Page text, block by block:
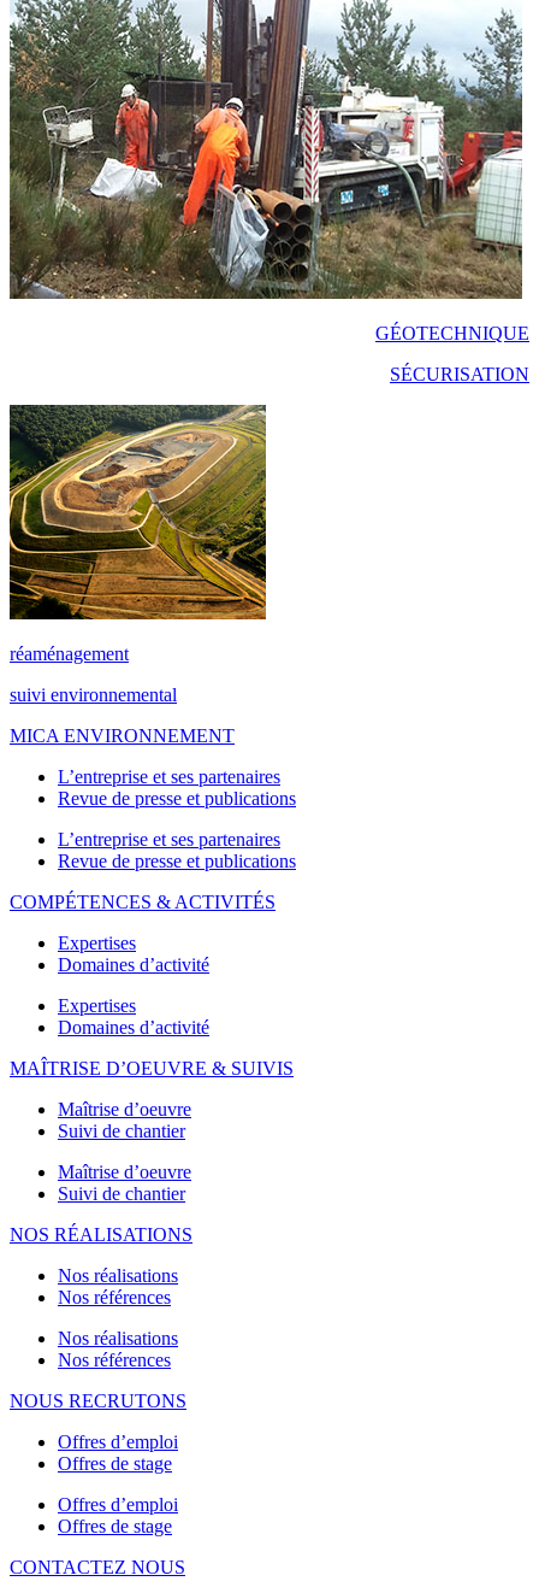
GÉOTECHNIQUE
SÉCURISATION
réaménagement
suivi environnemental
MICA ENVIRONNEMENT
L’entreprise et ses partenaires
Revue de presse et publications
L’entreprise et ses partenaires
Revue de presse et publications
COMPÉTENCES & ACTIVITÉS
Expertises
Domaines d’activité
Expertises
Domaines d’activité
MAÎTRISE D’OEUVRE & SUIVIS
Maîtrise d’oeuvre
Suivi de chantier
Maîtrise d’oeuvre
Suivi de chantier
NOS RÉALISATIONS
Nos réalisations
Nos références
Nos réalisations
Nos références
NOUS RECRUTONS
Offres d’emploi
Offres de stage
Offres d’emploi
Offres de stage
CONTACTEZ NOUS